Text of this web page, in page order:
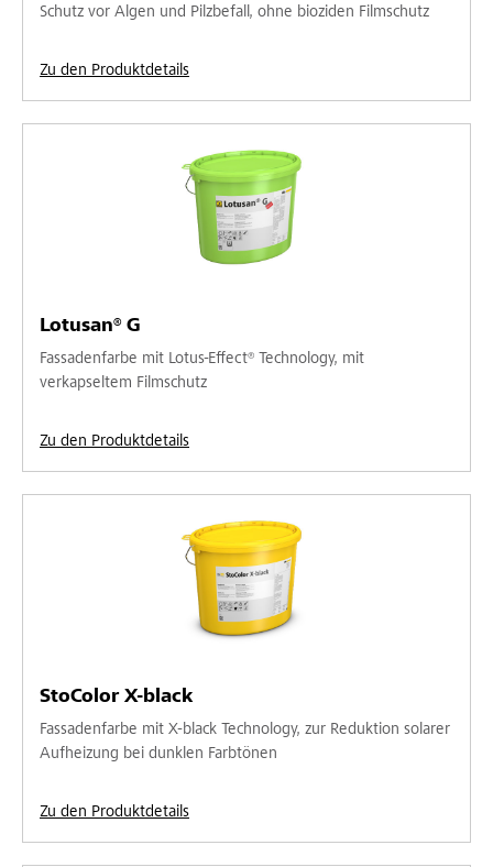
Schutz vor Algen und Pilzbefall, ohne bioziden Filmschutz
Zu den Produktdetails
Lotusan® G
Fassadenfarbe mit Lotus-Effect® Technology, mit
verkapseltem Filmschutz
Zu den Produktdetails
StoColor X-black
Fassadenfarbe mit X-black Technology, zur Reduktion solarer
Aufheizung bei dunklen Farbtönen
Zu den Produktdetails